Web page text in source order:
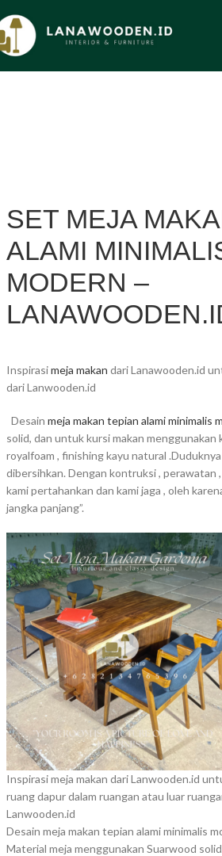
SET MEJA
ALAMI
MODERN –
Inspirasimeja makan dari Lanawooden.id
dari Lanwooden.id
Desain meja makan tepian alami minimalis
solid, dan untuk kursi makan menggunakan
royalfoam , finishing kayu natural
dibersihkan. Dengan kontruksi , perawatan
kami pertahankan dan kami jaga , oleh
jangka panjang”.
Inspirasi meja makan dari Lanwooden.id
ruang dapur dalam ruangan atau luar
Lanwooden.id
Desain meja makan tepian alami minimalis
Material meja menggunakan Suarwood